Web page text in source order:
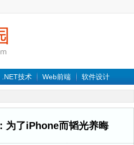
.NET技术 Web前端 软件设计
为了iPhone而韬光养晦